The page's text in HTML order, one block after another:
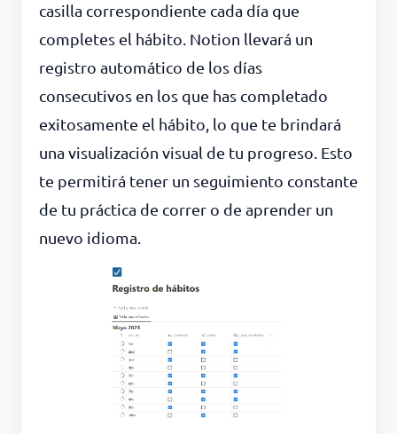
casilla correspondiente cada día que
completes el hábito. Notion llevará un
registro automático de los días
consecutivos en los que has completado
exitosamente el hábito, lo que te brindará
una visualización visual de tu progreso. Esto
te permitirá tener un seguimiento constante
de tu práctica de correr o de aprender un
nuevo idioma.